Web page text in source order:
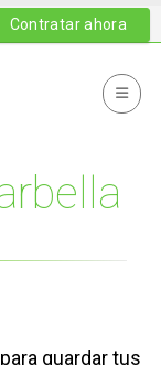
Contratar ahora
para guardar tus